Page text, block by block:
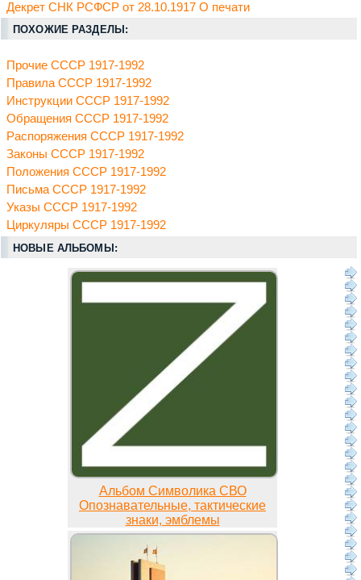
Декрет СНК РСФСР от 28.10.1917 О печати
ПОХОЖИЕ РАЗДЕЛЫ:
Прочие СССР 1917-1992
Правила СССР 1917-1992
Инструкции СССР 1917-1992
Обращения СССР 1917-1992
Распоряжения СССР 1917-1992
Законы СССР 1917-1992
Положения СССР 1917-1992
Письма СССР 1917-1992
Указы СССР 1917-1992
Циркуляры СССР 1917-1992
НОВЫЕ АЛЬБОМЫ:
Альбом Символика СВО
Опознавательные, тактические
знаки, эмблемы